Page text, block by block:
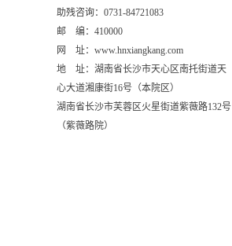
助残咨询：0731-84721083
邮 编：410000
网 址：www.hnxiangkang.com
地 址： 湖南省长沙市天心区南托街道天
心大道湘康街16号（本院区）
湖南省长沙市芙蓉区火星街道紫薇路132号
（紫薇路院）